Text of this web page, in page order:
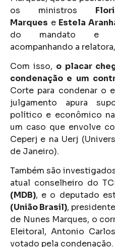
os ministros
Marques e Estela
do mandato e
acompanhando a
Com isso, o placar
condenação e um
Corte para condenar o
julgamento apura
político e econômico
um caso que envolve
Ceperj e na Uerj
de Janeiro).
Também são
atual conselheiro do
(MDB), e o deputado
(União Brasil),
de Nunes Marques, o
Eleitoral, Antonio
votado pela condenação.